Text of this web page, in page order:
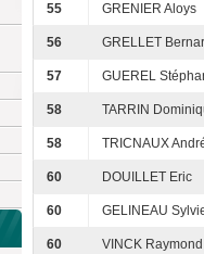
55 GRENIER Aloys
56 GRELLET
57 GUEREL
58 TARRIN
58 TRICNAUX
60 DOUILLET Eric
60 GELINEAU
60 VINCK Raymond